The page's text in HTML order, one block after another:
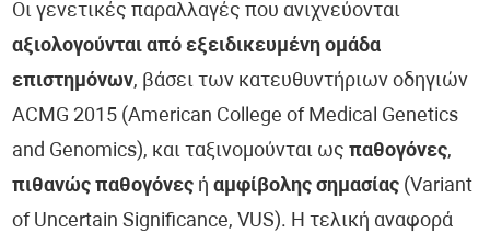
Οι γενετικές παραλλαγές που ανιχνεύονται
αξιολογούνται από εξειδικευμένη ομάδα
επιστημόνων, βάσει των κατευθυντήριων οδηγιών
ACMG 2015 (American College of Medical Genetics
and Genomics), και ταξινομούνται ωςπαθογόνες,
πιθανώς παθογόνες ήαμφίβολης σημασίας (Variant
of Uncertain Significance, VUS). Η τελική αναφορά